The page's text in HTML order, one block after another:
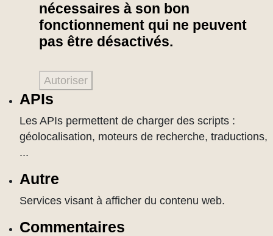
nécessaires à son bon
fonctionnement qui ne peuvent
pas être désactivés.
Autoriser
APIs
Les APIs permettent de charger des scripts :
géolocalisation, moteurs de recherche, traductions,
...
Autre
Services visant à afficher du contenu web.
Commentaires